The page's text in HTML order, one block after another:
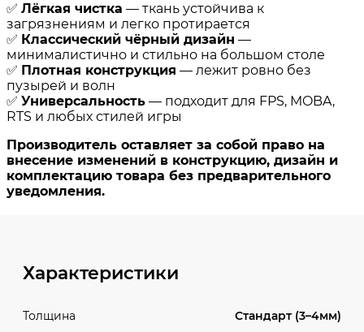
Характеристики
Толщина Стандарт (3–4мм)